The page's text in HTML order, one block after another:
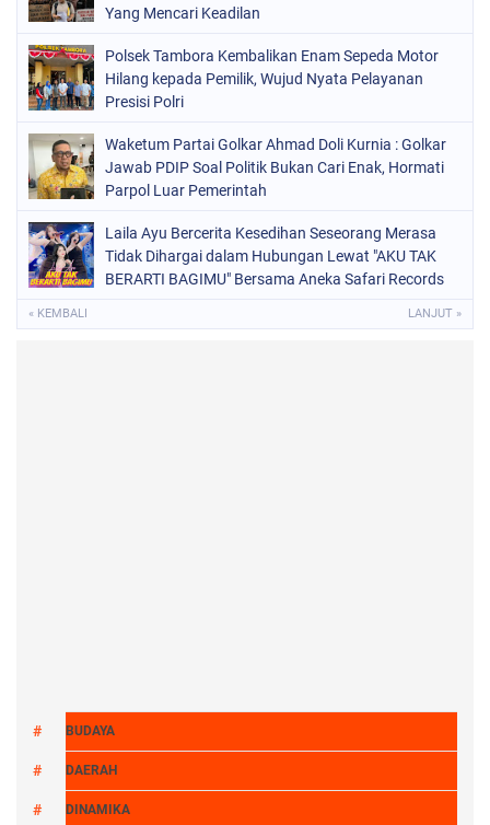
Yang Mencari Keadilan
Polsek Tambora Kembalikan Enam Sepeda Motor
Hilang kepada Pemilik, Wujud Nyata Pelayanan
Presisi Polri
Waketum Partai Golkar Ahmad Doli Kurnia : Golkar
Jawab PDIP Soal Politik Bukan Cari Enak, Hormati
Parpol Luar Pemerintah
Laila Ayu Bercerita Kesedihan Seseorang Merasa
Tidak Dihargai dalam Hubungan Lewat "AKU TAK
BERARTI BAGIMU" Bersama Aneka Safari Records
« KEMBALI LANJUT »
BUDAYA
DAERAH
DINAMIKA